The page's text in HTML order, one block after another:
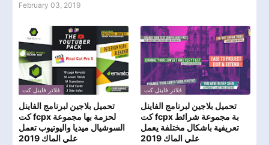
February 03, 2019
فلاتر فاينل كت
تحميل بلاجين لبرنامج الفاينل
كت fcpx لحزمة بها مجموعة
السوشيال ميديا واليوتيوب تعمل
علي الماك 2019
فلاتر فاينل كت
تحميل بلاجين لبرنامج الفاينل
كت fcpx بة مجموعة شرائط
تعريفية باشكال مختلفة يعمل
علي الماك 2019